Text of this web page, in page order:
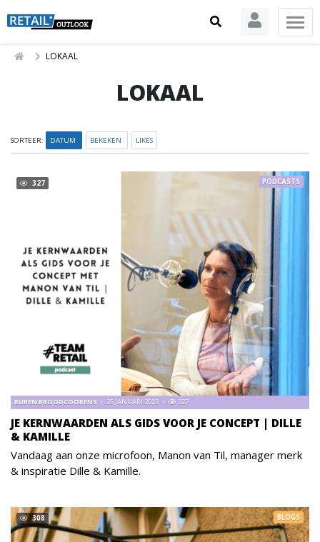
LOKAAL
LOKAAL
SORTEER: DATUM BEKEKEN LIKES
327
JE KERNWAARDEN ALS GIDS VOOR JE CONCEPT | DILLE
& KAMILLE
RUBEN BROODCOORENS 25 JANUARI 2023 327
PODCASTS
Vandaag aan onze microfoon, Manon van Til, manager merk
& inspiratie Dille & Kamille.
308 BLOGS